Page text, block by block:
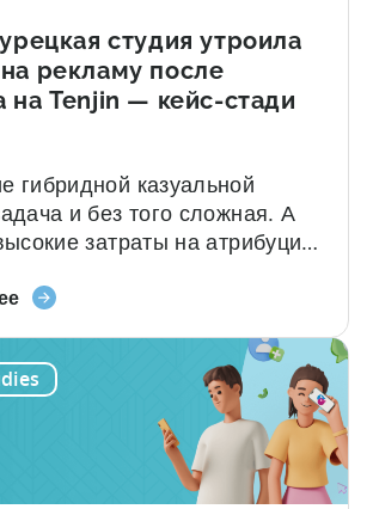
приложения
на
25%
студия утроила
рекламу после
на Tenjin — кейс-стади
гибридной казуальной
и без того сложная. А
затраты на атрибуцию
— ещё сложнее.
из Стамбула (Турция), на
более 150 млн загрузок, —
расширяла масштабы
пользователей (UA) и
развивать собственную
игр. Вот краткая сводка их
«Как
студия
рекламу